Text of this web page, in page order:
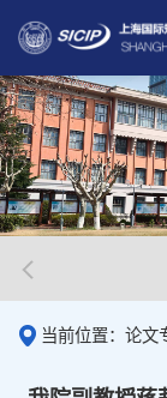
当前位置：论文